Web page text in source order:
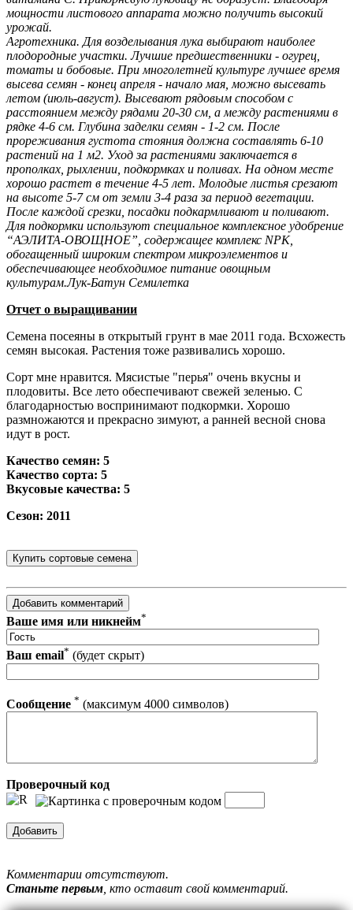
мощности листового аппарата можно получить высокий
урожай.
Агротехника. Для возделывания лука выбирают наиболее
плодородные участки. Лучшие предшественники - огурец,
томаты и бобовые. При многолетней культуре лучшее время
высева семян - конец апреля - начало мая, можно высевать
летом (июль-август). Высевают рядовым способом с
расстоянием между рядами 20-30 см, а между растениями в
рядке 4-6 см. Глубина заделки семян - 1-2 см. После
прореживания густота стояния должна составлять 6-10
растений на 1 м2. Уход за растениями заключается в
прополках, рыхлении, подкормках и поливах. На одном месте
хорошо растет в течение 4-5 лет. Молодые листья срезают
на высоте 5-7 см от земли 3-4 раза за период вегетации.
После каждой срезки, посадки подкармливают и поливают.
Для подкормки используют специальное комплексное удобрение
“АЭЛИТА-ОВОЩНОЕ”, содержащее комплекс NPK,
обогащенный широким спектром микроэлементов и
обеспечивающее необходимое питание овощным
культурам.Лук-Батун Семилетка
Отчет о выращивании
Семена посеяны в открытый грунт в мае 2011 года. Всхожесть
семян высокая. Растения тоже развивались хорошо.
Сорт мне нравится. Мясистые "перья" очень вкусны и
плодовиты. Все лето обеспечивают свежей зеленью. С
благодарностью воспринимают подкормки. Хорошо
размножаются и прекрасно зимуют, а ранней весной снова
идут в рост.
Качество семян: 5
Качество сорта: 5
Вкусовые качества: 5
Сезон: 2011
Ваше имя или никнейм*
Ваш email* (будет скрыт)
Сообщение * (максимум 4000 символов)
Проверочный код
Комментарии отсутствуют.
Станьте первым , кто оставит свой комментарий.